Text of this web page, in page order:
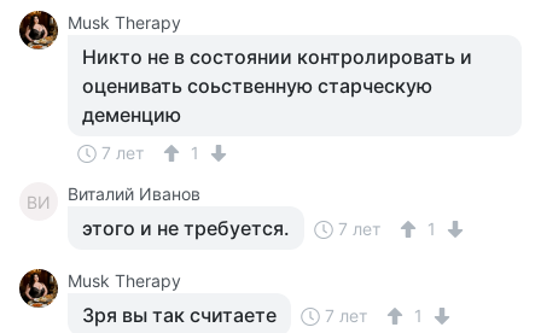
Musk Therapy
Никто не в состоянии контролировать и
оценивать соьственную старческую
деменцию
7 лет 1
ВИ Виталий Иванов
этого и не требуется. 7 лет 1
Musk Therapy
Зря вы так считаете 7 лет 1